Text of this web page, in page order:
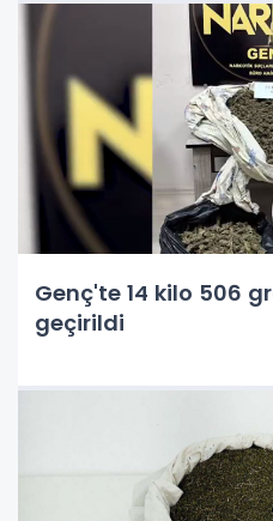
Genç'te 14 kilo 506
geçirildi